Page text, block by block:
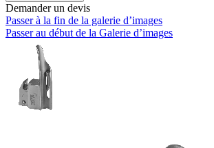
Demander un devis
Passer à la fin de la galerie d’images
Passer au début de la Galerie d’images